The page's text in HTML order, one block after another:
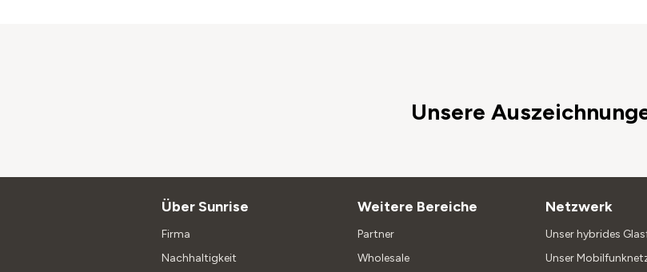
Unsere
Über Sunrise
Firma
Nachhaltigkeit
Weitere Bereiche
Partner
Wholesale
Netzwerk
Unser hybrides
Unser